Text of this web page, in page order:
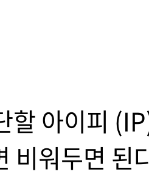
할 아이피
비워두면 된